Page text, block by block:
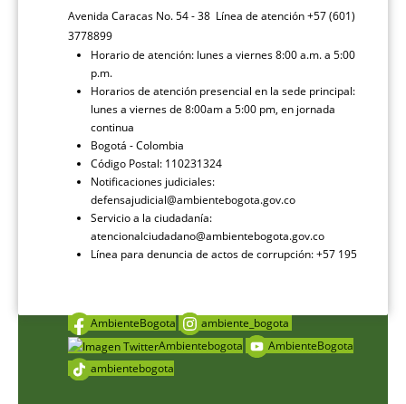
Avenida Caracas No. 54 - 38 Línea de atención +57 (601)
3778899
Horario de atención: lunes a viernes 8:00 a.m. a 5:00
p.m.
Horarios de atención presencial en la sede principal:
lunes a viernes de 8:00am a 5:00 pm, en jornada
continua
Bogotá - Colombia
Código Postal: 110231324
Notificaciones judiciales:
defensajudicial@ambientebogota.gov.co
Servicio a la ciudadanía:
atencionalciudadano@ambientebogota.gov.co
Línea para denuncia de actos de corrupción: +57 195
AmbienteBogota
ambiente_bogota
Ambientebogota
AmbienteBogota
ambientebogota